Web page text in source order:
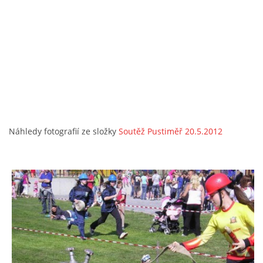
Náhledy fotografií ze složky Soutěž Pustiměř 20.5.2012